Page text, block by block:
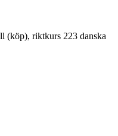
(köp), riktkurs 223 danska